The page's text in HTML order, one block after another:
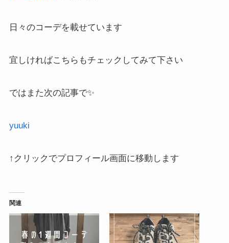
日々のコーデを載せています
宜しければこちらもチェックしてみて下さい
ではまた次の記事で✨
yuuki
↑クリックでプロフィール画面に移動します
関連